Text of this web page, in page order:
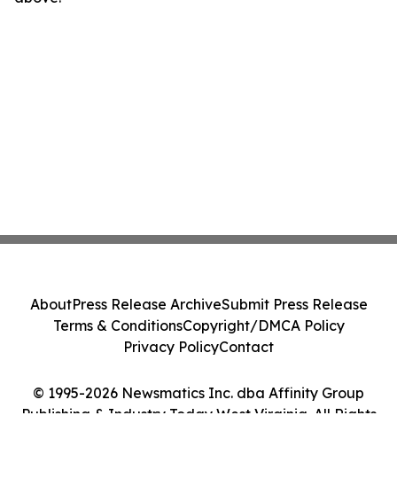
© 1995-2026 Newsmatics Inc. dba Affinity Group
Publishing & Industry Today West Virginia. All Rights
AboutPress Release ArchiveSubmit Press Release
Terms & ConditionsCopyright/DMCA Policy
Privacy PolicyContact